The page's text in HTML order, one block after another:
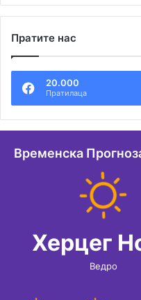
Пратите нас
20.000
Пратилаца
Временска
Херцег
Ведро